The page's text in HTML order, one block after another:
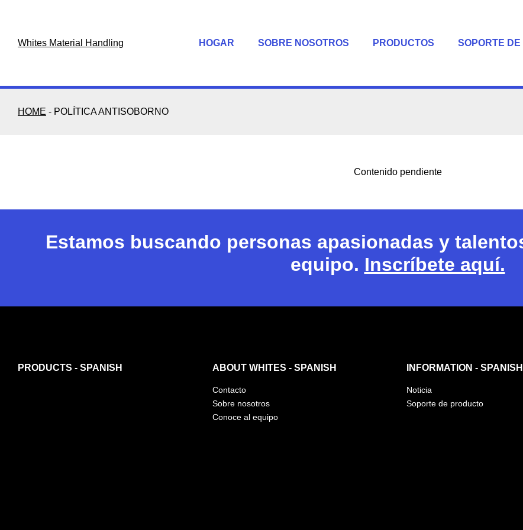
Whites Material Handling
HOGAR SOBRE NOSOTROS PRODUCTOS SOPORTE
HOME - POLÍTICA ANTISOBORNO
Contenido pendiente
Estamos buscando personas apasionadas y
equipo. Inscríbete aquí.
PRODUCTS - SPANISH ABOUT WHITES - SPANISH
Contacto
Sobre nosotros
Conoce al equipo
INFORMATION - SPANISH
Noticia
Soporte de producto